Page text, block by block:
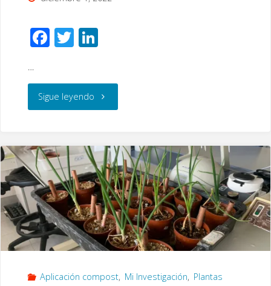
F
b
o
k
T
er
Li
e
dI
…
Sigue leyendo"Propuestas
en
el
compostador"
Aplicación compost, Mi Investigación, Plantas